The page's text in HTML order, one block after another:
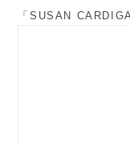
「SUSAN